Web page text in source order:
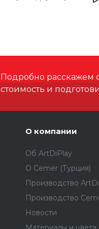
Подробно расскажем
стоимость и
О компании
Об ArtDiPlay
О Сemer (Турция)
Производство
Производство
Новости